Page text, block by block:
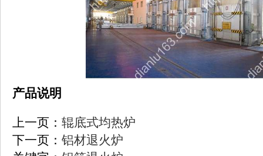
产品说明
上一页： 辊底式均热炉
下一页： 铝材退火炉